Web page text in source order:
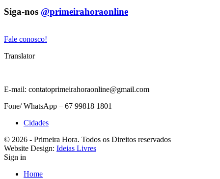
Siga-nos @primeirahoraonline
Fale conosco!
Translator
E-mail: contatoprimeirahoraonline@gmail.com
Fone/ WhatsApp – 67 99818 1801
Cidades
© 2026 - Primeira Hora. Todos os Direitos reservados
Website Design: Ideias Livres
Sign in
Home